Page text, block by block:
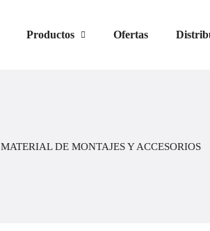
Productos Ofertas
MATERIAL DE MONTAJES Y ACCESORIOS